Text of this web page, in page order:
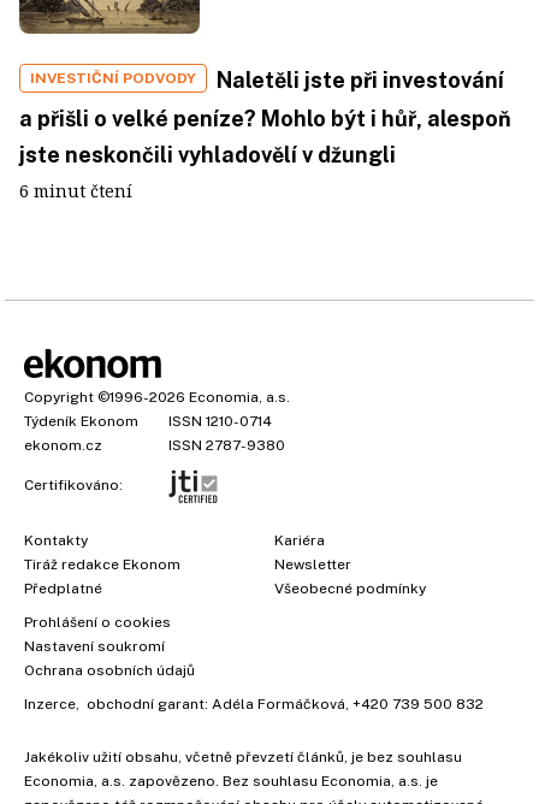
INVESTIČNÍ PODVODY
Naletěli jste při investování
a přišli o velké peníze? Mohlo být i hůř, alespoň
jste neskončili vyhladovělí v džungli
6 minut čtení
Copyright ©1996-2026 Economia, a.s.
Týdeník Ekonom
ISSN 1210-0714
ekonom.cz
ISSN 2787-9380
Certifikováno:
Kontakty
Tiráž redakce Ekonom
Předplatné
Kariéra
Newsletter
Všeobecné podmínky
Prohlášení o cookies
Nastavení soukromí
Ochrana osobních údajů
Inzerce , obchodní garant: Adéla Formáčková +420 739 500 832
Jakékoliv užití obsahu, včetně převzetí článků, je bez souhlasu
Economia, a.s. zapovězeno. Bez souhlasu Economia, a.s. je